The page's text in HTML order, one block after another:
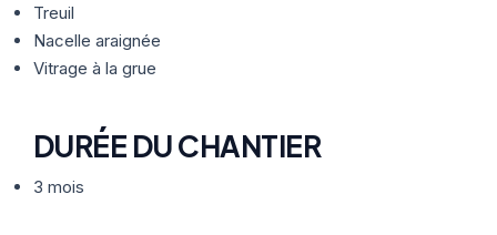
Treuil
Nacelle araignée
Vitrage à la grue
DURÉE DU CHANTIER
3 mois